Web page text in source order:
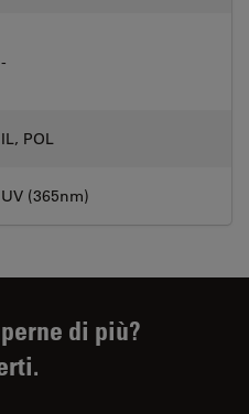
-
IL, POL
UV (365nm)
di più?